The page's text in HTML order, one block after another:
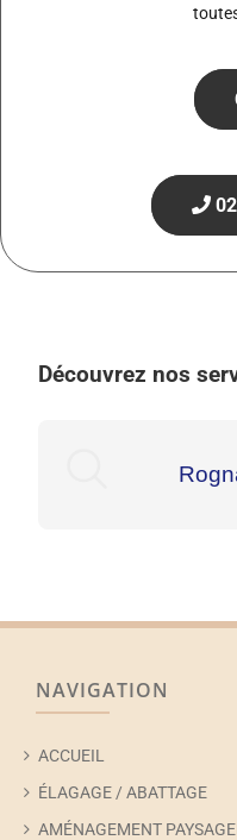
Découvrez nos
NAVIGATION
ACCUEIL
ÉLAGAGE / ABATTAGE
AMÉNAGEMENT